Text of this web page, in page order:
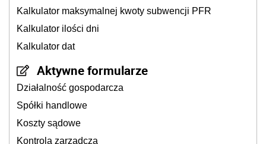
Kalkulator maksymalnej kwoty subwencji PFR
Kalkulator ilości dni
Kalkulator dat
Aktywne formularze
Działalność gospodarcza
Spółki handlowe
Koszty sądowe
Kontrola zarządcza